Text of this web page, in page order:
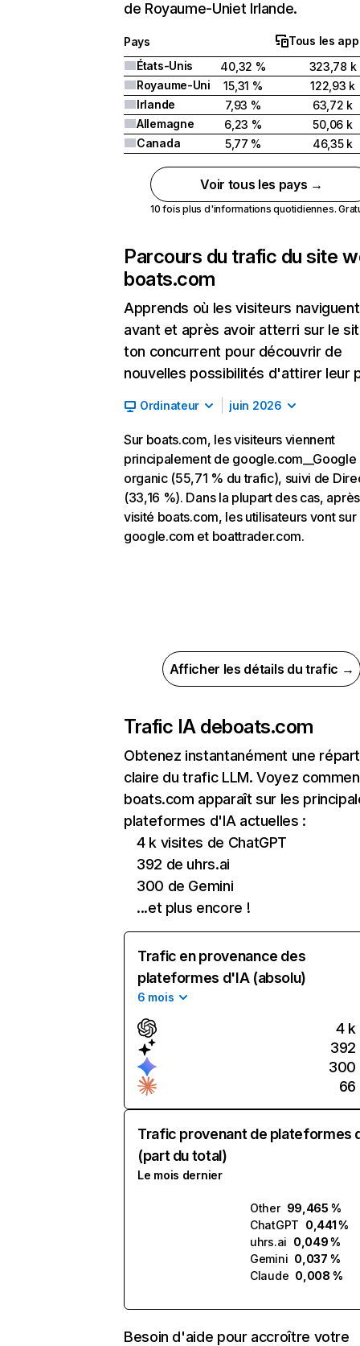
de Royaume-Uniet Irlande.
Pays
Tous les
États-Unis
40,32 %
323,78 k
Royaume-Uni
15,31 %
122,93 k
Irlande
7,93 %
63,72 k
Allemagne
6,23 %
50,06 k
Canada
5,77 % 46,35 k
Voir tous les pays →
10 fois plus d'informations quotidiennes.
Parcours du trafic du site
boats.com
Apprends où les visiteurs naviguent
avant et après avoir atterri sur le
ton concurrent pour découvrir de
nouvelles possibilités d'attirer leur
Ordinateur juin 2026
Sur boats.com, les visiteurs viennent
principalement de google.com__Google
organic (55,71 % du trafic), suivi de
(33,16 %). Dans la plupart des cas,
visité boats.com, les utilisateurs vont sur
google.com et boattrader.com.
Afficher les détails du trafic →
Trafic IA deboats.com
Obtenez instantanément une
claire du trafic LLM. Voyez
boats.com apparaît sur les
plateformes d'IA actuelles :
4 k visites de ChatGPT
392 de uhrs.ai
300 de Gemini
...et plus encore !
Trafic en provenance des
plateformes d'IA (absolu)
6 mois
4 k
392
300
66
Trafic provenant de plateformes
(part du total)
Le mois dernier
Other 99,465 %
ChatGPT 0,441 %
uhrs.ai 0,049 %
Gemini 0,037 %
Claude 0,008 %
Besoin d'aide pour accroître votre